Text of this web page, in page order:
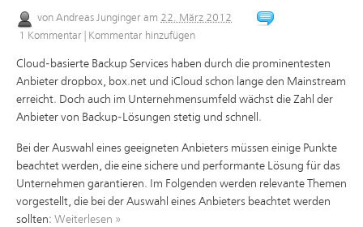
von Andreas Junginger am 22. März 2012
1 Kommentar
Kommentar hinzufügen
Cloud-basierte Backup Services haben durch die prominentesten
Anbieter dropbox, box.net und iCloud schon lange den Mainstream
erreicht. Doch auch im Unternehmensumfeld wächst die Zahl der
Anbieter von Backup-Lösungen stetig und schnell.
Bei der Auswahl eines geeigneten Anbieters müssen einige Punkte
beachtet werden, die eine sichere und performante Lösung für das
Unternehmen garantieren. Im Folgenden werden relevante Themen
vorgestellt, die bei der Auswahl eines Anbieters beachtet werden
sollten: Weiterlesen »